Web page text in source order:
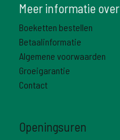
Meer informatie over
Boeketten bestellen
Betaalinformatie
Algemene voorwaarden
Groeigarantie
Contact
Openingsuren